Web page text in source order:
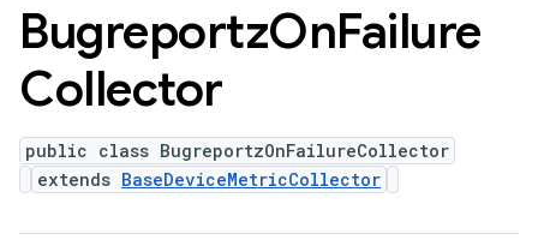
BugreportzOnFailure
Collector
public class BugreportzOnFailureCollector
extends BaseDeviceMetricCollector